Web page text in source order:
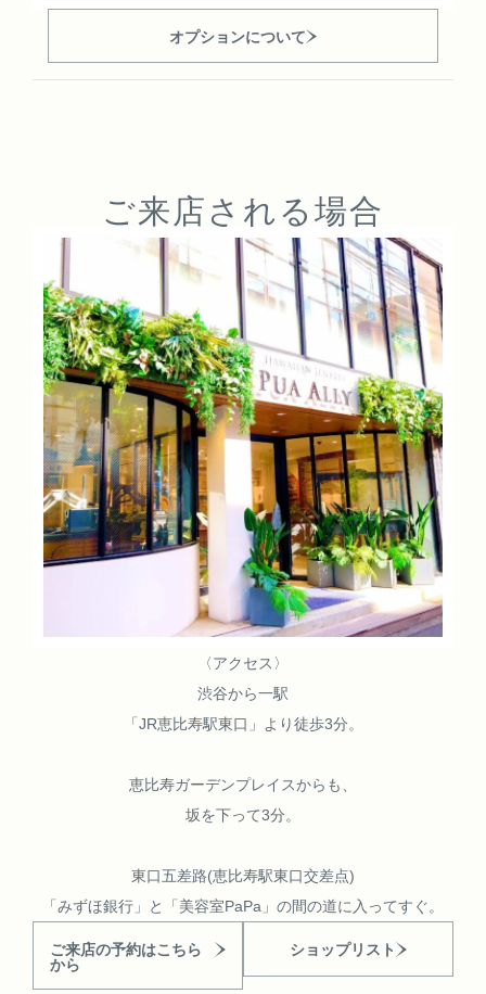
オプションについて
ご来店される場合
〈アクセス〉
渋谷から一駅
「JR恵比寿駅東口」より徒歩3分。
恵比寿ガーデンプレイスからも、
坂を下って3分。
東口五差路(恵比寿駅東口交差点)
「みずほ銀行」と「美容室PaPa」の間の道に入ってすぐ。
ご来店の予約はこちら
から
ショップリスト